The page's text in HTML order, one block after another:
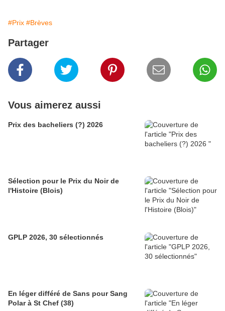
#Prix #Brèves
Partager
Vous aimerez aussi
Prix des bacheliers (?) 2026
Sélection pour le Prix du Noir de
l'Histoire (Blois)
GPLP 2026, 30 sélectionnés
En léger différé de Sans pour Sang
Polar à St Chef (38)